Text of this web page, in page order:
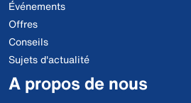
Événements
Offres
Conseils
Sujets d'actualité
A propos de nous